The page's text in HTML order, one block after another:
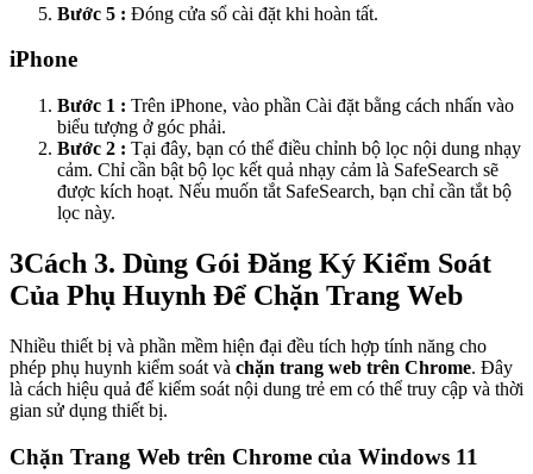
Bước 5 : Đóng cửa sổ cài đặt khi hoàn tất.
iPhone
Bước 1 : Trên iPhone, vào phần Cài đặt bằng cách nhấn vào
biểu tượng ở góc phải.
Bước 2 : Tại đây, bạn có thể điều chỉnh bộ lọc nội dung nhạy
cảm. Chỉ cần bật bộ lọc kết quả nhạy cảm là SafeSearch sẽ
được kích hoạt. Nếu muốn tắt SafeSearch, bạn chỉ cần tắt bộ
lọc này.
3Cách 3. Dùng Gói Đăng Ký Kiểm Soát
Của Phụ Huynh Để Chặn Trang Web
Nhiều thiết bị và phần mềm hiện đại đều tích hợp tính năng cho
phép phụ huynh kiểm soát và chặn trang web trên Chrome. Đây
là cách hiệu quả để kiểm soát nội dung trẻ em có thể truy cập và thời
gian sử dụng thiết bị.
Chặn Trang Web trên Chrome của Windows 11